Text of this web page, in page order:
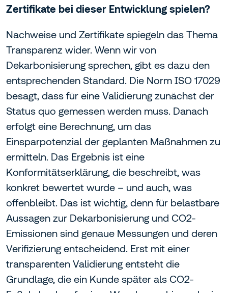
Zertifikate bei dieser Entwicklung spielen?
Nachweise und Zertifikate spiegeln das Thema
Transparenz wider. Wenn wir von
Dekarbonisierung sprechen, gibt es dazu den
entsprechenden Standard. Die Norm ISO 17029
besagt, dass für eine Validierung zunächst der
Status quo gemessen werden muss. Danach
erfolgt eine Berechnung, um das
Einsparpotenzial der geplanten Maßnahmen zu
ermitteln. Das Ergebnis ist eine
Konformitätserklärung, die beschreibt, was
konkret bewertet wurde – und auch, was
offenbleibt. Das ist wichtig, denn für belastbare
Aussagen zur Dekarbonisierung und CO2-
Emissionen sind genaue Messungen und deren
Verifizierung entscheidend. Erst mit einer
transparenten Validierung entsteht die
Grundlage, die ein Kunde später als CO2-